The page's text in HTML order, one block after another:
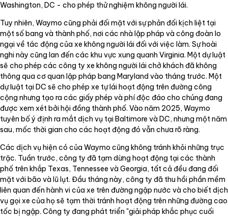
Washington, DC - cho phép thử nghiệm không người lái.
Tuy nhiên, Waymo cũng phải đối mặt với sự phản đối kịch liệt tại
một số bang và thành phố, nơi các nhà lập pháp và công đoàn lo
ngại về tác động của xe không người lái đối với việc làm. Sự hoài
nghi này cũng lan đến các khu vực xung quanh Virginia. Một dự luật
sẽ cho phép các công ty xe không người lái chở khách đã không
thông qua cơ quan lập pháp bang Maryland vào tháng trước. Một
dự luật tại DC sẽ cho phép xe tự lái hoạt động trên đường công
cộng nhưng tạo ra các giấy phép và phí độc đáo cho chúng đang
được xem xét bởi hội đồng thành phố. Vào năm 2025, Waymo
tuyên bố ý định ra mắt dịch vụ tại Baltimore và DC, nhưng một năm
sau, mốc thời gian cho các hoạt động đó vẫn chưa rõ ràng.
Các dịch vụ hiện có của Waymo cũng không tránh khỏi những trục
trặc. Tuần trước, công ty đã tạm dừng hoạt động tại các thành
phố trên khắp Texas, Tennessee và Georgia, tất cả đều đang đối
mặt với bão và lũ lụt. Đầu tháng này, công ty đã thu hồi phần mềm
liên quan đến hành vi của xe trên đường ngập nước và cho biết dịch
vụ gọi xe của họ sẽ tạm thời tránh hoạt động trên những đường cao
tốc bị ngập. Công ty đang phát triển "giải pháp khắc phục cuối